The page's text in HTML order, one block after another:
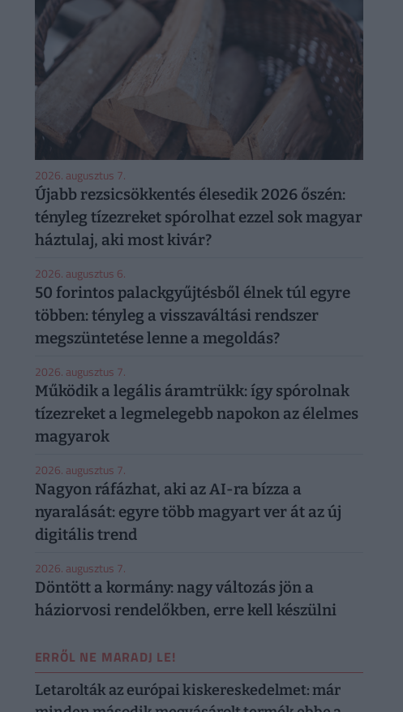
2026. augusztus 7.
Újabb rezsicsökkentés élesedik 2026 őszén:
tényleg tízezreket spórolhat ezzel sok magyar
háztulaj, aki most kivár?
2026. augusztus 6.
50 forintos palackgyűjtésből élnek túl egyre
többen: tényleg a visszaváltási rendszer
megszüntetése lenne a megoldás?
2026. augusztus 7.
Működik a legális áramtrükk: így spórolnak
tízezreket a legmelegebb napokon az élelmes
magyarok
2026. augusztus 7.
Nagyon ráfázhat, aki az AI-ra bízza a
nyaralását: egyre több magyart ver át az új
digitális trend
2026. augusztus 7.
Döntött a kormány: nagy változás jön a
háziorvosi rendelőkben, erre kell készülni
ERRŐL NE MARADJ LE!
Letarolták az európai kiskereskedelmet: már